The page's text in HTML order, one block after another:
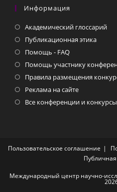
Информация
Академический глоссарий
Публикационная этика
Помощь - FAQ
Помощь участнику
Правила размещения
Реклама на сайте
Все конференции и
Пользовательское соглашение
Международный центр научно-